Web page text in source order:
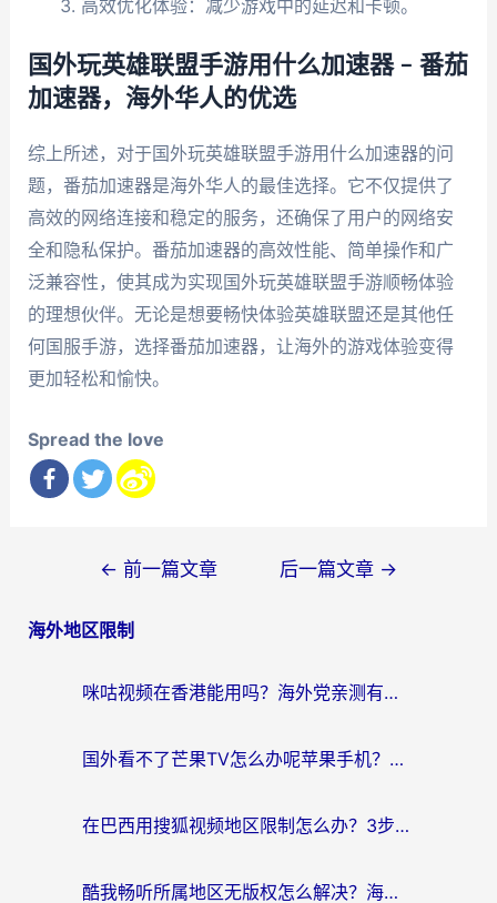
高效优化体验：减少游戏中的延迟和卡顿。
国外玩英雄联盟手游用什么加速器 – 番茄
加速器，海外华人的优选
综上所述，对于国外玩英雄联盟手游用什么加速器的问
题，番茄加速器是海外华人的最佳选择。它不仅提供了
高效的网络连接和稳定的服务，还确保了用户的网络安
全和隐私保护。番茄加速器的高效性能、简单操作和广
泛兼容性，使其成为实现国外玩英雄联盟手游顺畅体验
的理想伙伴。无论是想要畅快体验英雄联盟还是其他任
何国服手游，选择番茄加速器，让海外的游戏体验变得
更加轻松和愉快。
Spread the love
导
← 前一篇文章 后一篇文章 →
海外地区限制
咪咕视频在香港能用吗？海外党亲测有效的回国加速方案来了
国外看不了芒果TV怎么办呢苹果手机？海外党追剧游戏的全能解决方案
在巴西用搜狐视频地区限制怎么办？3步解决海外看国内剧的烦恼
酷我畅听所属地区无版权怎么解决？海外党必看的回国加速全攻略